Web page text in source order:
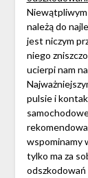
Niewątpliwym
należą do
jest niczym
niego
ucierpi nam
pulsie i
wspominamy
tylko ma za